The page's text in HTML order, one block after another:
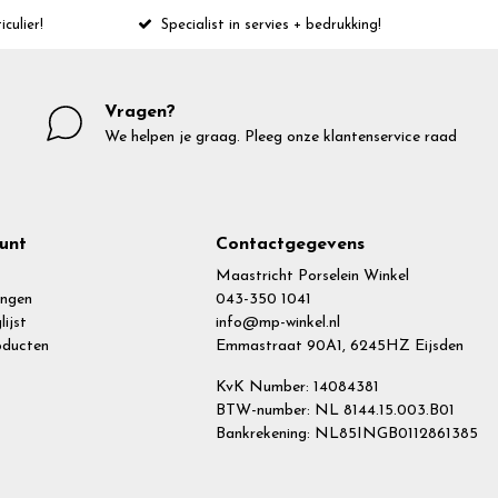
Specialist in servies + bedrukking!
Vragen?
We helpen je graag. Pleeg onze klantenservice raad
Contactgegevens
Maastricht Porselein Winkel
043-350 1041
info@mp-winkel.nl
Emmastraat 90A1, 6245HZ Eijsden
KvK Number: 14084381
BTW-number: NL 8144.15.003.B01
Bankrekening: NL85INGB0112861385